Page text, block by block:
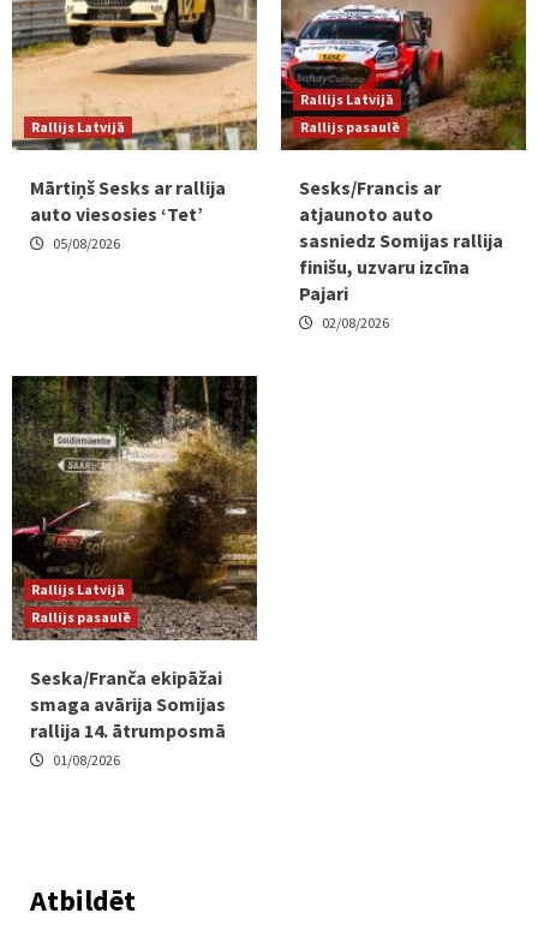
Rallijs Latvijā
Mārtiņš Sesks ar rallija
auto viesosies ‘Tet’
05/08/2026
Rallijs Latvijā
Rallijs pasaulē
Sesks/Francis ar
atjaunoto auto
sasniedz Somijas rallija
finišu, uzvaru izcīna
Pajari
02/08/2026
Rallijs Latvijā
Rallijs pasaulē
Seska/Franča ekipāžai
smaga avārija Somijas
rallija 14. ātrumposmā
01/08/2026
Atbildēt